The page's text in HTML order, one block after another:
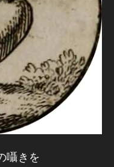
囁きを